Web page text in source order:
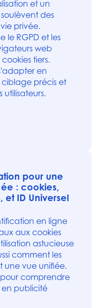
et un
des
privée.
le RGPD et les
web
tiers.
en
précis et
utilisateurs.
pour une
: cookies,
et ID Universel
en ligne
aux cookies
astucieuse
comment les
une vue unifiée.
pour comprendre
en publicité